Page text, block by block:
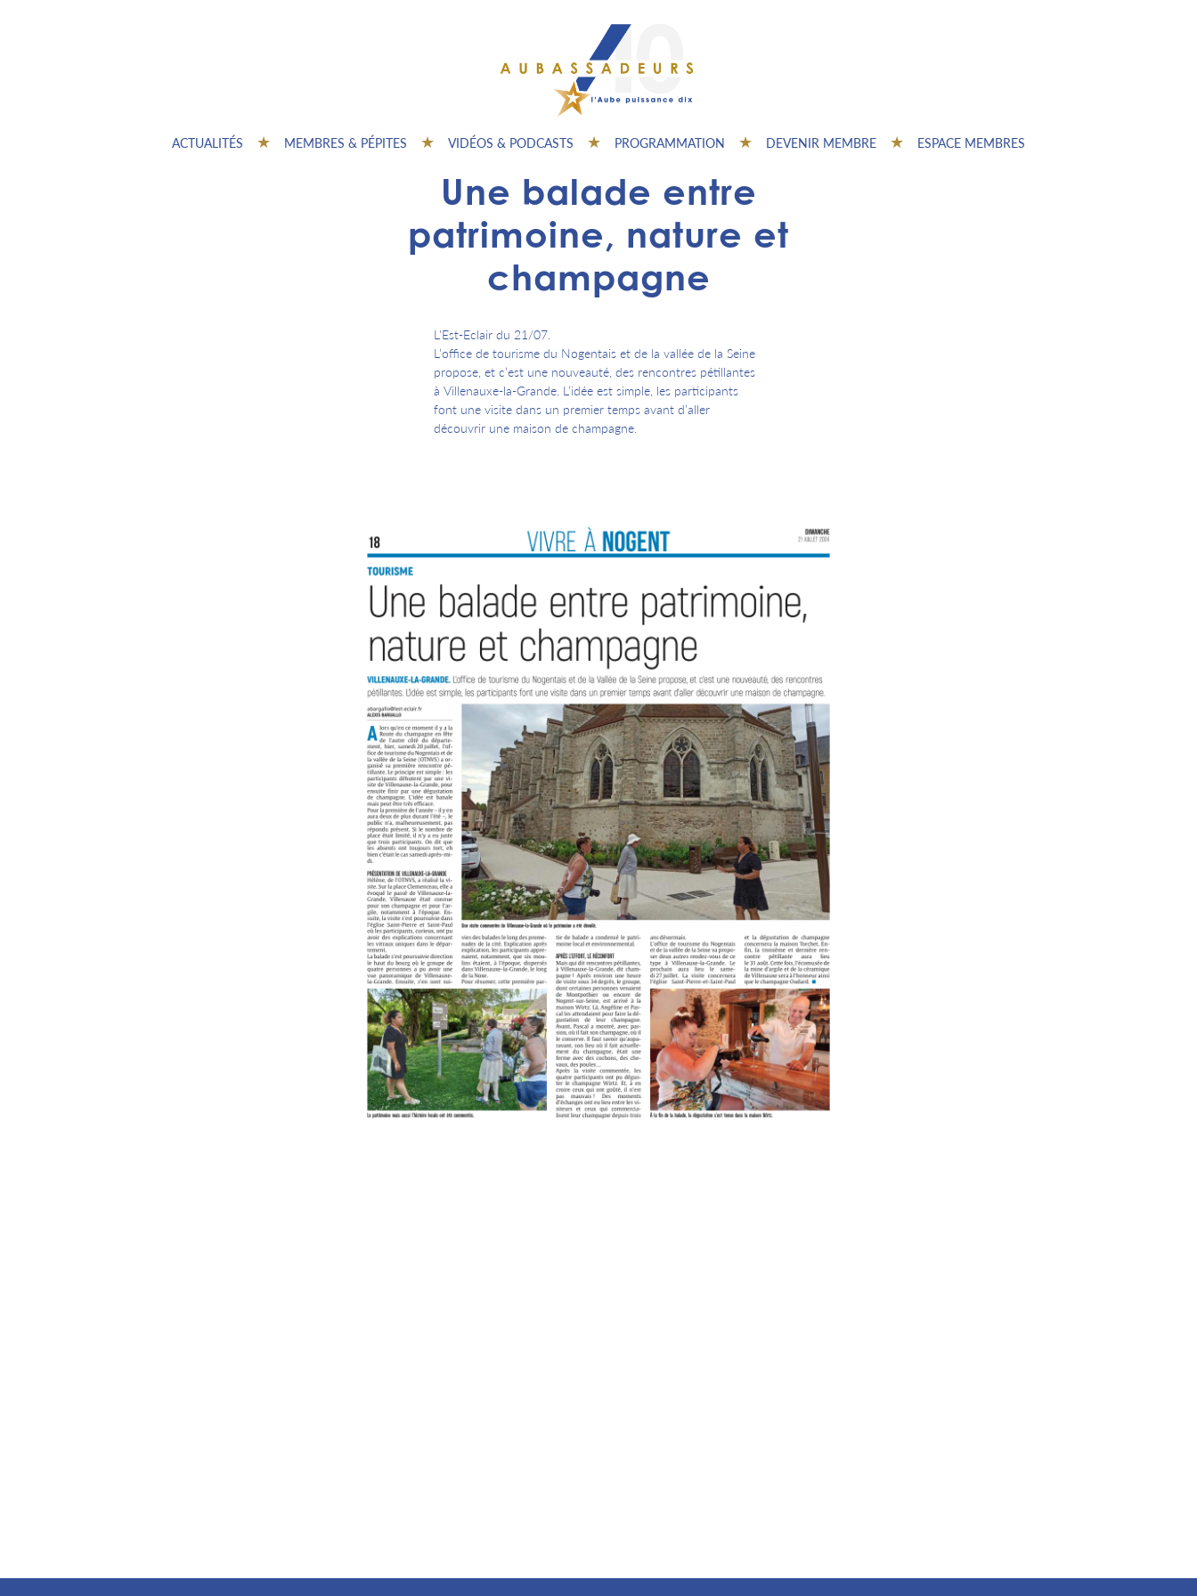
ACTUALITÉS MEMBRES & PÉPITES VIDÉOS & PODCASTS PROGRAMMATION DEVENIR MEMBRE ESPACE MEMBRES
Une balade entre
patrimoine, nature et
champagne
L'Est-Eclair du 21/07.
L’office de tourisme du Nogentais et de la vallée de la Seine
propose, et c’est une nouveauté, des rencontres pétillantes
à Villenauxe-la-Grande. L’idée est simple, les participants
font une visite dans un premier temps avant d’aller
découvrir une maison de champagne.